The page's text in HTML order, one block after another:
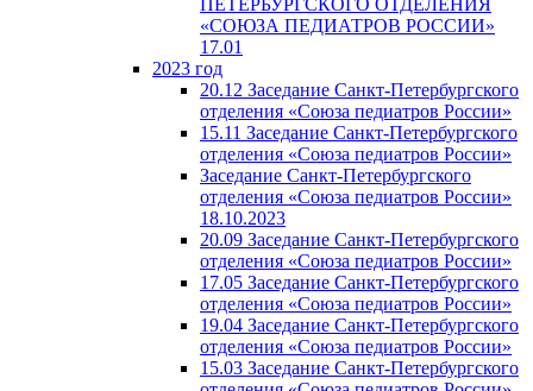
ПЕТЕРБУРГСКОГО ОТДЕЛЕНИЯ
«СОЮЗА ПЕДИАТРОВ РОССИИ»
17.01
2023 год
20.12 Заседание Санкт-Петербургского
отделения «Союза педиатров России»
15.11 Заседание Санкт-Петербургского
отделения «Союза педиатров России»
Заседание Санкт-Петербургского
отделения «Союза педиатров России»
18.10.2023
20.09 Заседание Санкт-Петербургского
отделения «Союза педиатров России»
17.05 Заседание Санкт-Петербургского
отделения «Союза педиатров России»
19.04 Заседание Санкт-Петербургского
отделения «Союза педиатров России»
15.03 Заседание Санкт-Петербургского